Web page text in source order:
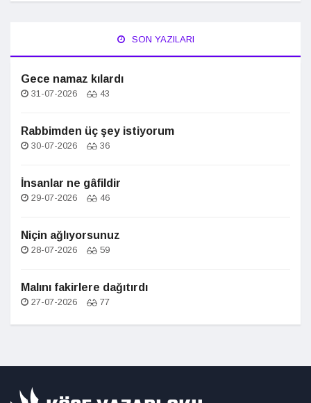
SON YAZILARI
Gece namaz kılardı
31-07-2026 43
Rabbimden üç şey istiyorum
30-07-2026 36
İnsanlar ne gâfildir
29-07-2026 46
Niçin ağlıyorsunuz
28-07-2026 59
Malını fakirlere dağıtırdı
27-07-2026 77